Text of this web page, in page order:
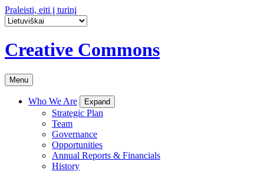
Praleisti, eiti į turinį
Creative Commons
Menu
Who We Are Expand
Strategic Plan
Team
Governance
Opportunities
Annual Reports & Financials
History